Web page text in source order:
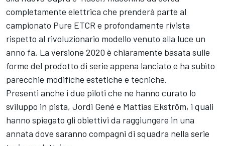
completamente elettrica che prenderà parte al
campionato Pure ETCR e profondamente rivista
rispetto al rivoluzionario modello venuto alla luce un
anno fa. La versione 2020 è chiaramente basata sulle
forme del prodotto di serie appena lanciato e ha subìto
parecchie modifiche estetiche e tecniche.
Presenti anche i due piloti che ne hanno curato lo
sviluppo in pista, Jordi Gené e Mattias Ekström, i quali
hanno spiegato gli obiettivi da raggiungere in una
annata dove saranno compagni di squadra nella serie